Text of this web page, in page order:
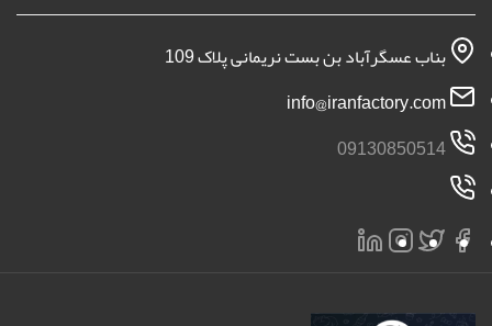
بناب عسگرآباد بن بست نریمانی پلاک 109
09130850514